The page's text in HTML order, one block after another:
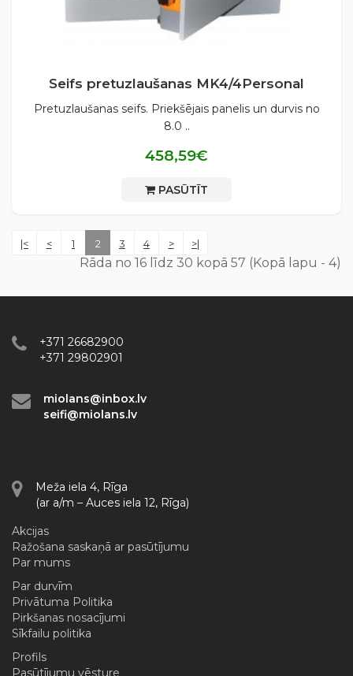
Seifs pretuzlaušanas МK4/4Personal
Pretuzlaušanas seifs. Priekšējais panelis un durvis no
8.0 ..
458,59€
PASŪTĪT
|< < 1 2 3 4 > >|
Rāda no 16 līdz 30 kopā 57 (Kopā lapu - 4)
+371 26682900
+371 29802901
miolans@inbox.lv
seifi@miolans.lv
Meža iela 4, Rīga
(ar a/m – Auces iela 12, Rīga)
Akcijas
Ražošana saskaņā ar pasūtījumu
Par mums
Par durvīm
Privātuma Politika
Pirkšanas nosacījumi
Sīkfailu politika
Profils